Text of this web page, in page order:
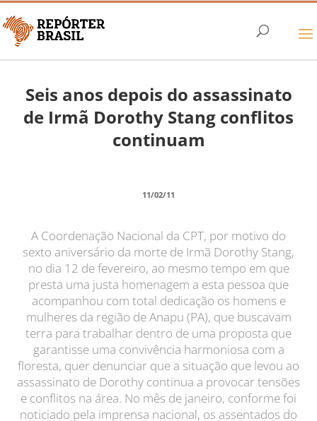
Seis anos depois do assassinato
de Irmã Dorothy Stang conflitos
continuam
11/02/11
A Coordenação Nacional da CPT, por motivo do
sexto aniversário da morte de Irmã Dorothy Stang,
no dia 12 de fevereiro, ao mesmo tempo em que
presta uma justa homenagem a esta pessoa que
acompanhou com total dedicação os homens e
mulheres da região de Anapu (PA), que buscavam
terra para trabalhar dentro de uma proposta que
garantisse uma convivência harmoniosa com a
floresta, quer denunciar que a situação que levou ao
assassinato de Dorothy continua a provocar tensões
e conflitos na área. No mês de janeiro, conforme foi
noticiado pela imprensa nacional, os assentados do